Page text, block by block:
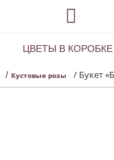
ЦВЕТЫ В КОРОБКЕ
/ Кустовые розы / Букет